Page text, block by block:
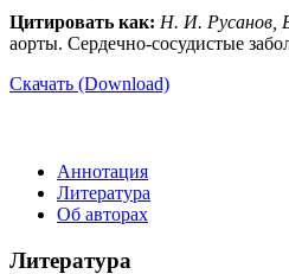
Цитировать как: Н. И. Русанов,
аорты. Сердечно-сосудистые
Скачать (Download)
Аннотация
Литература
Об авторах
Литература